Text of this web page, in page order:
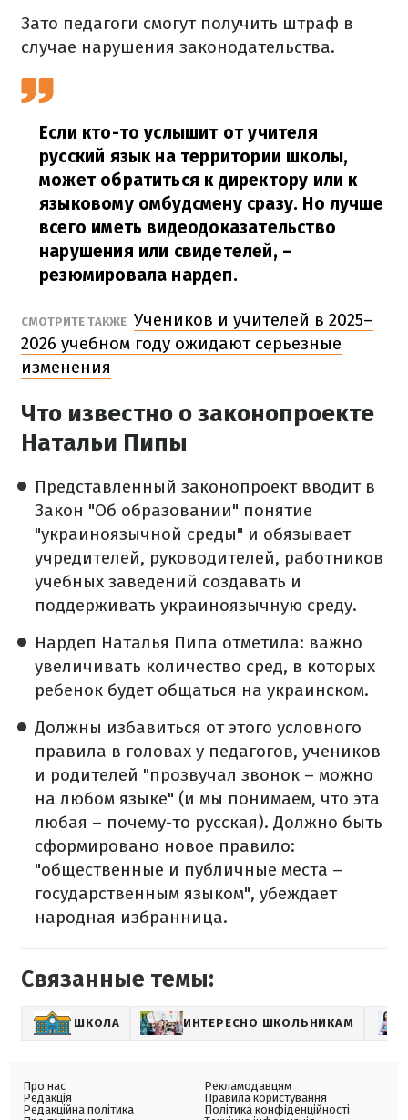
Зато педагоги смогут получить штраф в
случае нарушения законодательства.
Если кто-то услышит от учителя
русский язык на территории школы,
может обратиться к директору или к
языковому омбудсмену сразу. Но лучше
всего иметь видеодоказательство
нарушения или свидетелей, –
резюмировала нардеп.
СМОТРИТЕ ТАКЖЕ Учеников и учителей в 2025–
2026 учебном году ожидают серьезные
изменения
Что известно о законопроекте
Натальи Пипы
Представленный законопроект вводит в
Закон "Об образовании" понятие
"украиноязычной среды" и обязывает
учредителей, руководителей, работников
учебных заведений создавать и
поддерживать украиноязычную среду.
Нардеп Наталья Пипа отметила: важно
увеличивать количество сред, в которых
ребенок будет общаться на украинском.
Должны избавиться от этого условного
правила в головах у педагогов, учеников
и родителей "прозвучал звонок – можно
на любом языке" (и мы понимаем, что эта
любая – почему-то русская). Должно быть
сформировано новое правило:
"общественные и публичные места –
государственным языком", убеждает
народная избранница.
Связанные темы:
ШКОЛА ИНТЕРЕСНО ШКОЛЬНИКАМ
Про нас
Редакція
Редакційна політика
Рекламодавцям
Правила користування
Політика конфіденційності